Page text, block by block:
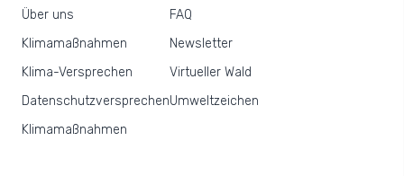
Über uns
Klimamaßnahmen
Klima-Versprechen
Datenschutzversprechen
Klimamaßnahmen
FAQ
Newsletter
Virtueller Wald
Umweltzeichen